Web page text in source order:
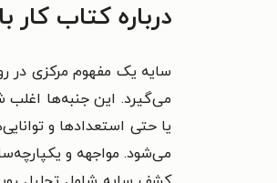
درباره کتاب کار
سایه یک مفهوم مرکزی در
می‌گیرد. این جنبه‌ها اغلب
یا حتی استعدادها و
می‌شود. مواجهه و